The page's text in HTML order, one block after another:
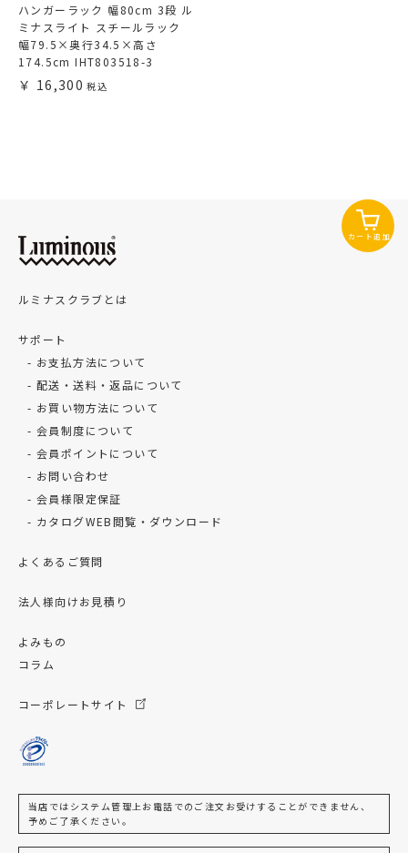
ハンガーラック 幅80cm 3段 ル
ミナスライト スチールラック
幅79.5×奥行34.5×高さ
174.5cm IHT803518-3
16,300
カート追加
ルミナスクラブとは
サポート
お支払方法について
配送・送料・返品について
お買い物方法について
会員制度について
会員ポイントについて
お問い合わせ
会員様限定保証
カタログWEB閲覧・ダウンロード
よくあるご質問
法人様向けお見積り
よみもの
コラム
コーポレートサイト
当店ではシステム管理上お電話でのご注文お受けすることができません、
予めご了承ください。